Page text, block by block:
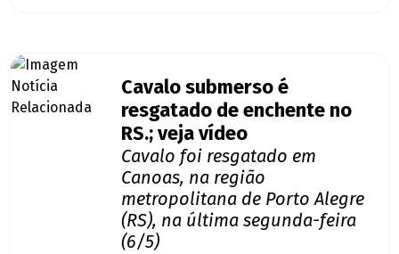
Cavalo submerso é
resgatado de enchente no
RS.; veja vídeo
Cavalo foi resgatado em
Canoas, na região
metropolitana de Porto Alegre
(RS), na última segunda-feira
(6/5)